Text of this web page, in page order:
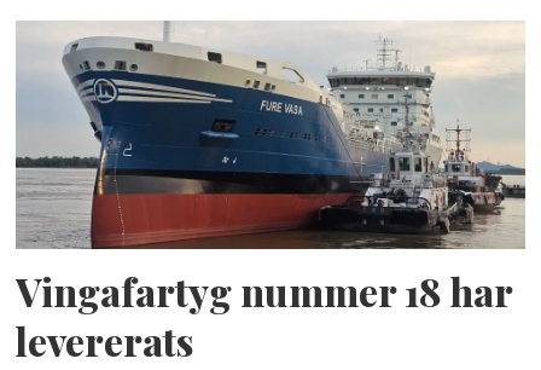
Vingafartyg nummer 18 har
levererats